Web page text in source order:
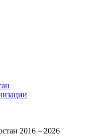
2016 – 2026